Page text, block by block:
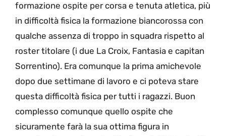
formazione ospite per corsa e tenuta atletica, più
in difficoltà fisica la formazione biancorossa con
qualche assenza di troppo in squadra rispetto al
roster titolare (i due La Croix, Fantasia e capitan
Sorrentino). Era comunque la prima amichevole
dopo due settimane di lavoro e ci poteva stare
questa difficoltà fisica per tutti i ragazzi. Buon
complesso comunque quello ospite che
sicuramente farà la sua ottima figura in